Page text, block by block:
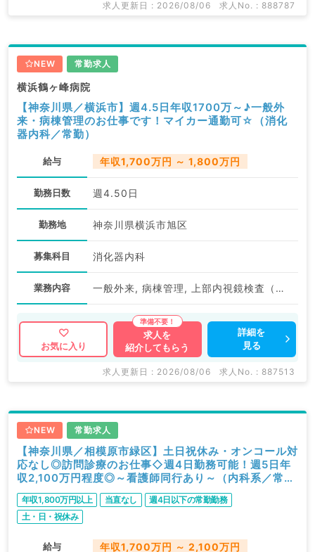
求人更新日 : 2026/08/06 求人No. : 888787
NEW 常勤求人
横浜鶴ヶ峰病院
【神奈川県／横浜市】週4.5日年収1700万～♪一般外
来・病棟管理のお仕事です！マイカー通勤可☆（消化
器内科／常勤）
給与 年収1,700万円 ～ 1,800万円
勤務日数 週4.50日
勤務地 神奈川県横浜市旭区
募集科目 消化器内科
業務内容 一般外来, 病棟管理, 上部内視鏡検査（ＧＦ）, 下部内視鏡検査（ＣＦ）
お気に入り
求人を
紹介してもらう
詳細を
見る
求人更新日 : 2026/08/06 求人No. : 887513
NEW 常勤求人
【神奈川県／相模原市緑区】土日祝休み・オンコール対
応なし◎訪問診療のお仕事◇週4日勤務可能！週5日年
収2,100万円程度◎～看護師同行あり～（内科系／常
勤）
年収1,800万円以上 当直なし
週4日以下の常勤勤務
土・日・祝休み
給与 年収1,700万円 ～ 2,100万円